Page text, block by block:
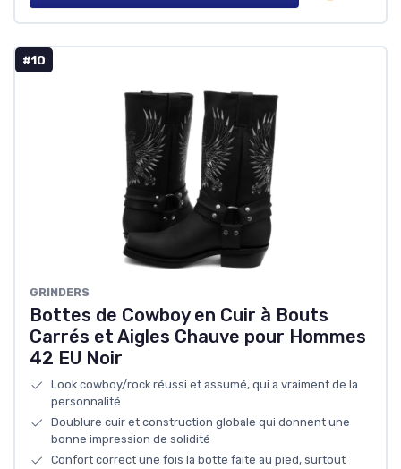
#10
GRINDERS
Bottes de Cowboy en Cuir à Bouts
Carrés et Aigles Chauve pour Hommes
42 EU Noir
Look cowboy/rock réussi et assumé, qui a vraiment de la
personnalité
Doublure cuir et construction globale qui donnent une
bonne impression de solidité
Confort correct une fois la botte faite au pied, surtout